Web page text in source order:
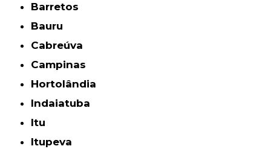
Barretos
Bauru
Cabreúva
Campinas
Hortolândia
Indaiatuba
Itu
Itupeva